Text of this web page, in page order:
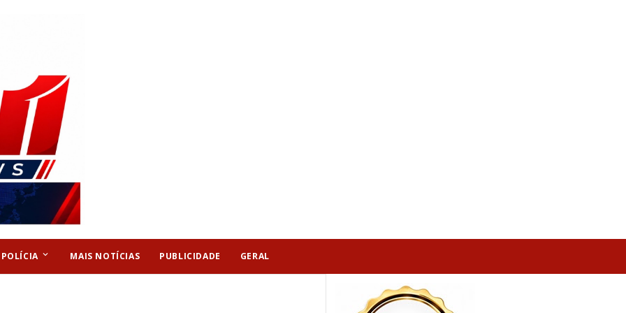
POLÍCIA keyboard_arrow_down MAIS NOTÍCIAS PUBLICIDADE GERAL